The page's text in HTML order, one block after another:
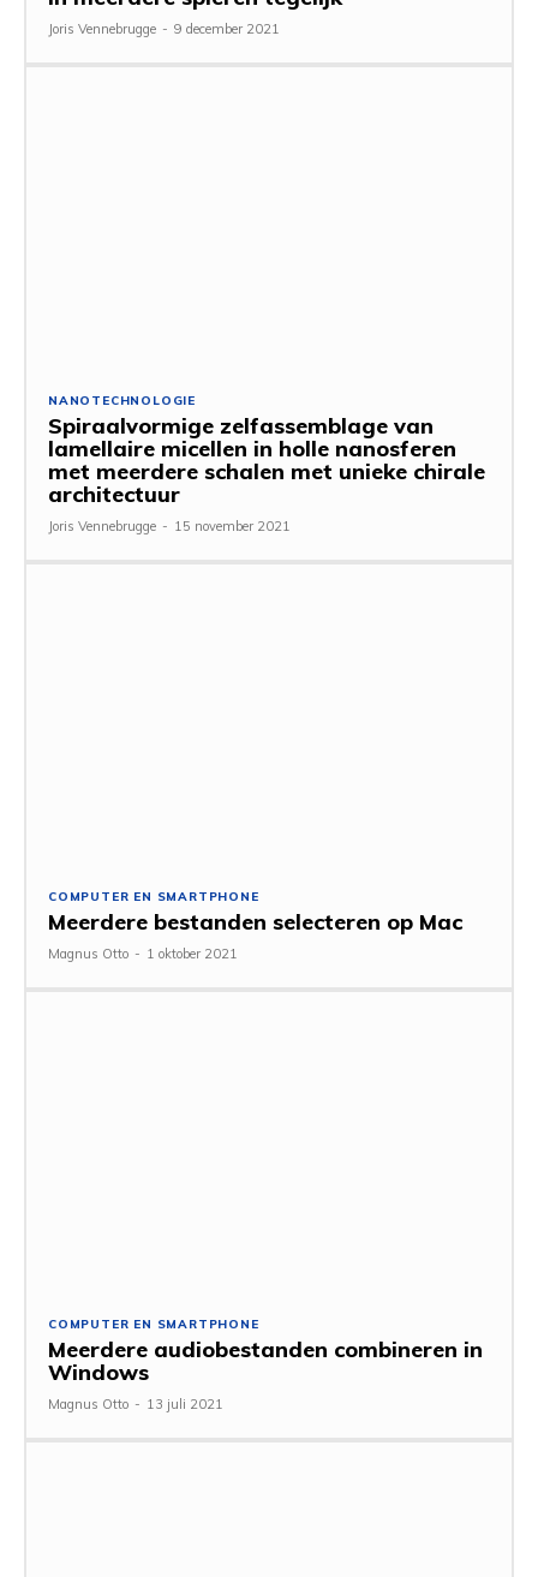
Joris Vennebrugge - 9 december 2021
NANOTECHNOLOGIE
Spiraalvormige zelfassemblage van
lamellaire micellen in holle nanosferen
met meerdere schalen met unieke chirale
architectuur
Joris Vennebrugge - 15 november 2021
COMPUTER EN SMARTPHONE
Meerdere bestanden selecteren op Mac
Magnus Otto - 1 oktober 2021
COMPUTER EN SMARTPHONE
Meerdere audiobestanden combineren in
Windows
Magnus Otto - 13 juli 2021